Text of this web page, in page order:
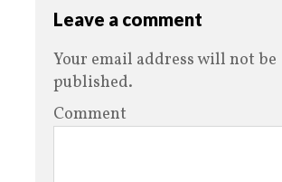
Leave a comment
Your email address will not be
published.
Comment